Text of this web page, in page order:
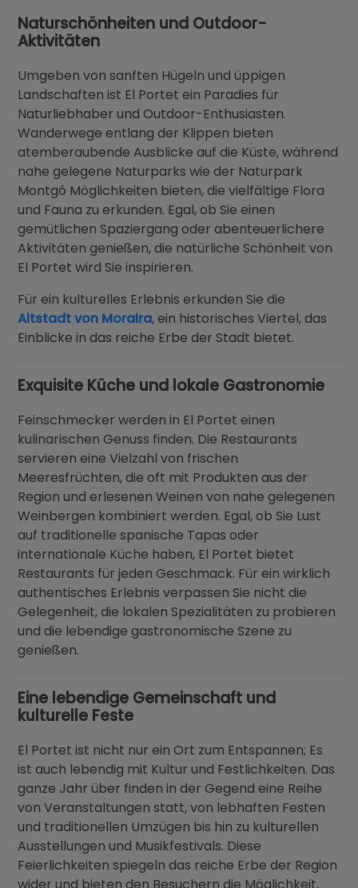
Naturschönheiten und Outdoor-
Aktivitäten
Umgeben von sanften Hügeln und üppigen
Landschaften ist El Portet ein Paradies für
Naturliebhaber und Outdoor-Enthusiasten.
Wanderwege entlang der Klippen bieten
atemberaubende Ausblicke auf die Küste, während
nahe gelegene Naturparks wie der Naturpark
Montgó Möglichkeiten bieten, die vielfältige Flora
und Fauna zu erkunden. Egal, ob Sie einen
gemütlichen Spaziergang oder abenteuerlichere
Aktivitäten genießen, die natürliche Schönheit von
El Portet wird Sie inspirieren.
Für ein kulturelles Erlebnis erkunden Sie die
Altstadt von Moraira, ein historisches Viertel, das
Einblicke in das reiche Erbe der Stadt bietet.
Exquisite Küche und lokale Gastronomie
Feinschmecker werden in El Portet einen
kulinarischen Genuss finden. Die Restaurants
servieren eine Vielzahl von frischen
Meeresfrüchten, die oft mit Produkten aus der
Region und erlesenen Weinen von nahe gelegenen
Weinbergen kombiniert werden. Egal, ob Sie Lust
auf traditionelle spanische Tapas oder
internationale Küche haben, El Portet bietet
Restaurants für jeden Geschmack. Für ein wirklich
authentisches Erlebnis verpassen Sie nicht die
Gelegenheit, die lokalen Spezialitäten zu probieren
und die lebendige gastronomische Szene zu
genießen.
Eine lebendige Gemeinschaft und
kulturelle Feste
El Portet ist nicht nur ein Ort zum Entspannen; Es
ist auch lebendig mit Kultur und Festlichkeiten. Das
ganze Jahr über finden in der Gegend eine Reihe
von Veranstaltungen statt, von lebhaften Festen
und traditionellen Umzügen bis hin zu kulturellen
Ausstellungen und Musikfestivals. Diese
Feierlichkeiten spiegeln das reiche Erbe der Region